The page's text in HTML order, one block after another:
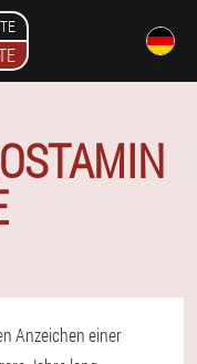
Anzeichen einer